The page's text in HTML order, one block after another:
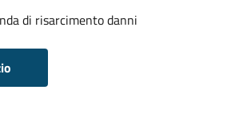
di risarcimento danni